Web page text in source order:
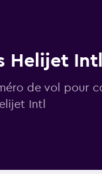
Helijet Intl
de vol pour
Intl